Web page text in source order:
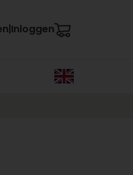
Inloggen